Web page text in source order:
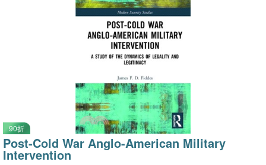
90折
Post-Cold War Anglo-American Military
Intervention